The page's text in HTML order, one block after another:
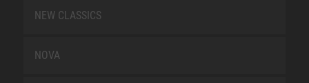
NEW CLASSICS
NOVA